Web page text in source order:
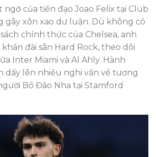
ngờ của tiền đạo Joao Felix tại Club
gây xôn xao dư luận. Dù không có
chính thức của Chelsea, anh
đài sân Hard Rock, theo dõi
Inter Miami và Al Ahly. Hành
dấy lên nhiều nghi vấn về tương
Bồ Đào Nha tại Stamford